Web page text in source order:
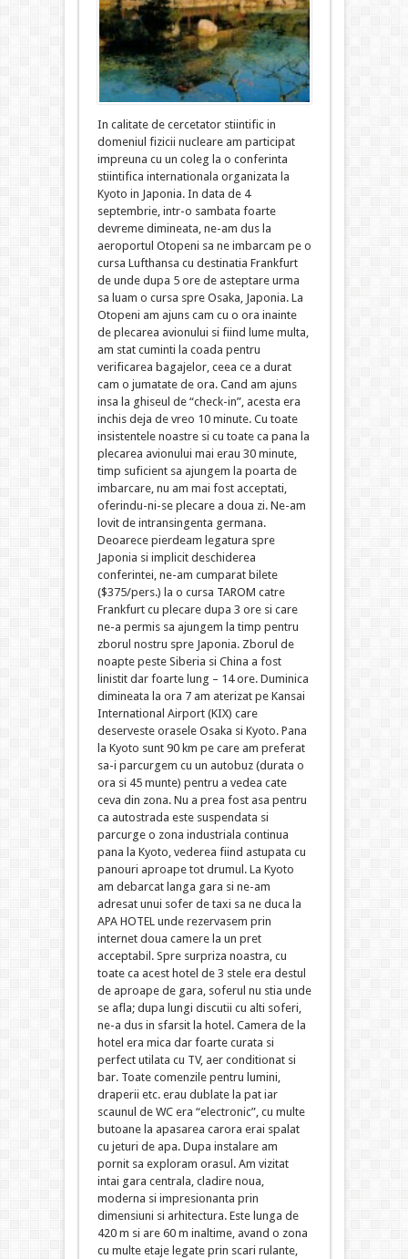
In calitate de cercetator stiintific in
domeniul fizicii nucleare am participat
impreuna cu un coleg la o conferinta
stiintifica internationala organizata la
Kyoto in Japonia. In data de 4
septembrie, intr-o sambata foarte
devreme dimineata, ne-am dus la
aeroportul Otopeni sa ne imbarcam pe o
cursa Lufthansa cu destinatia Frankfurt
de unde dupa 5 ore de asteptare urma
sa luam o cursa spre Osaka, Japonia. La
Otopeni am ajuns cam cu o ora inainte
de plecarea avionului si fiind lume multa,
am stat cuminti la coada pentru
verificarea bagajelor, ceea ce a durat
cam o jumatate de ora. Cand am ajuns
insa la ghiseul de “check-in”, acesta era
inchis deja de vreo 10 minute. Cu toate
insistentele noastre si cu toate ca pana la
plecarea avionului mai erau 30 minute,
timp suficient sa ajungem la poarta de
imbarcare, nu am mai fost acceptati,
oferindu-ni-se plecare a doua zi. Ne-am
lovit de intransingenta germana.
Deoarece pierdeam legatura spre
Japonia si implicit deschiderea
conferintei, ne-am cumparat bilete
($375/pers.) la o cursa TAROM catre
Frankfurt cu plecare dupa 3 ore si care
ne-a permis sa ajungem la timp pentru
zborul nostru spre Japonia. Zborul de
noapte peste Siberia si China a fost
linistit dar foarte lung – 14 ore. Duminica
dimineata la ora 7 am aterizat pe Kansai
International Airport (KIX) care
deserveste orasele Osaka si Kyoto. Pana
la Kyoto sunt 90 km pe care am preferat
sa-i parcurgem cu un autobuz (durata o
ora si 45 munte) pentru a vedea cate
ceva din zona. Nu a prea fost asa pentru
ca autostrada este suspendata si
parcurge o zona industriala continua
pana la Kyoto, vederea fiind astupata cu
panouri aproape tot drumul. La Kyoto
am debarcat langa gara si ne-am
adresat unui sofer de taxi sa ne duca la
APA HOTEL unde rezervasem prin
internet doua camere la un pret
acceptabil. Spre surpriza noastra, cu
toate ca acest hotel de 3 stele era destul
de aproape de gara, soferul nu stia unde
se afla; dupa lungi discutii cu alti soferi,
ne-a dus in sfarsit la hotel. Camera de la
hotel era mica dar foarte curata si
perfect utilata cu TV, aer conditionat si
bar. Toate comenzile pentru lumini,
draperii etc. erau dublate la pat iar
scaunul de WC era “electronic”, cu multe
butoane la apasarea carora erai spalat
cu jeturi de apa. Dupa instalare am
pornit sa exploram orasul. Am vizitat
intai gara centrala, cladire noua,
moderna si impresionanta prin
dimensiuni si arhitectura. Este lunga de
420 m si are 60 m inaltime, avand o zona
cu multe etaje legate prin scari rulante,